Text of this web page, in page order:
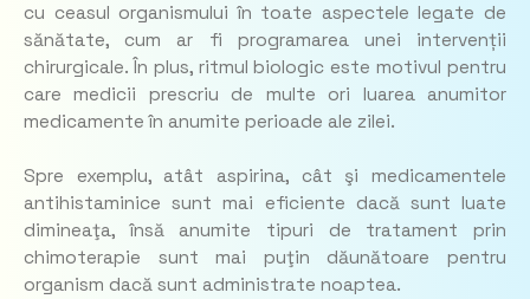
cu ceasul organismului în toate aspectele legate de
sănătate, cum ar fi programarea unei intervenții
chirurgicale. În plus, ritmul biologic este motivul pentru
care medicii prescriu de multe ori luarea anumitor
medicamente în anumite perioade ale zilei.
Spre exemplu, atât aspirina, cât şi medicamentele
antihistaminice sunt mai eficiente dacă sunt luate
dimineaţa, însă anumite tipuri de tratament prin
chimoterapie sunt mai puţin dăunătoare pentru
organism dacă sunt administrate noaptea.